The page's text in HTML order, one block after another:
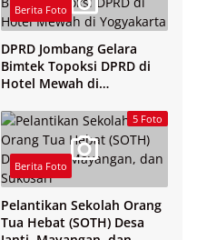
Berita Foto
DPRD Jombang Gelara
Bimtek Topoksi DPRD di
Hotel Mewah di
5 Foto
Berita Foto
Pelantikan Sekolah Orang
Tua Hebat (SOTH) Desa